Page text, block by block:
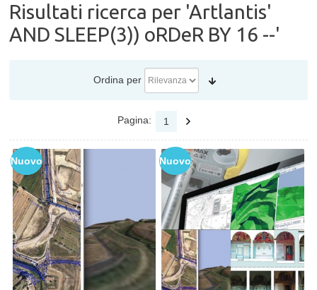
Risultati ricerca per 'Artlantis'
AND SLEEP(3)) oRDeR BY 16 --'
Ordina per
Pagina: 1
Nuovo Nuovo